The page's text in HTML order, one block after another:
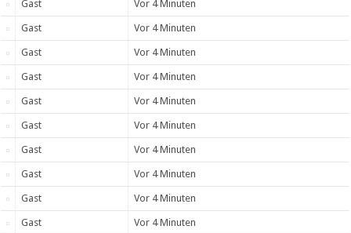
Gast Vor 4 Minuten
Gast Vor 4 Minuten
Gast Vor 4 Minuten
Gast Vor 4 Minuten
Gast Vor 4 Minuten
Gast Vor 4 Minuten
Gast Vor 4 Minuten
Gast Vor 4 Minuten
Gast Vor 4 Minuten
Gast Vor 4 Minuten